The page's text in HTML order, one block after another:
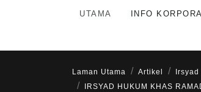
UTAMA INFO
Laman Utama Artikel
IRSYAD HUKUM KHAS